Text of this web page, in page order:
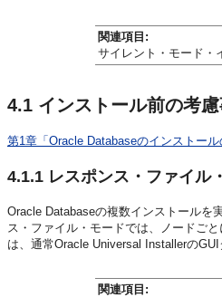
関連項目:
サイレント・モード・
4.1 インストール前の考
第1章「Oracle Databaseのインストール
4.1.1 レスポンス・ファイル
Oracle Databaseの複数インストールを
ス・ファイル・モードでは、ノードご
は、通常Oracle Universal Installerの
関連項目: